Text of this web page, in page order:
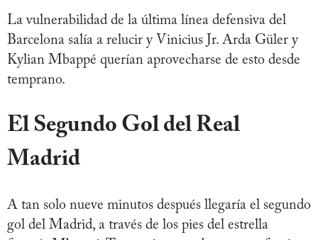
La vulnerabilidad de la última línea defensiva del
Barcelona salía a relucir y Vinicius Jr. Arda Güler y
Kylian Mbappé querían aprovecharse de esto desde
temprano.
El Segundo Gol del Real
Madrid
A tan solo nueve minutos después llegaría el segundo
gol del Madrid, a través de los pies del estrella